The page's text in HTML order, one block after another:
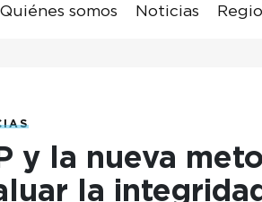
Quiénes somos Noticias
y la nueva
la